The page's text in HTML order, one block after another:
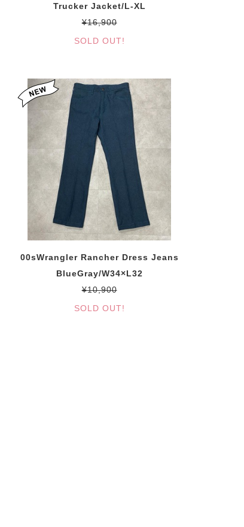
Trucker Jacket/L-XL
¥16,900
SOLD OUT!
00sWrangler Rancher Dress Jeans
BlueGray/W34×L32
¥10,900
SOLD OUT!